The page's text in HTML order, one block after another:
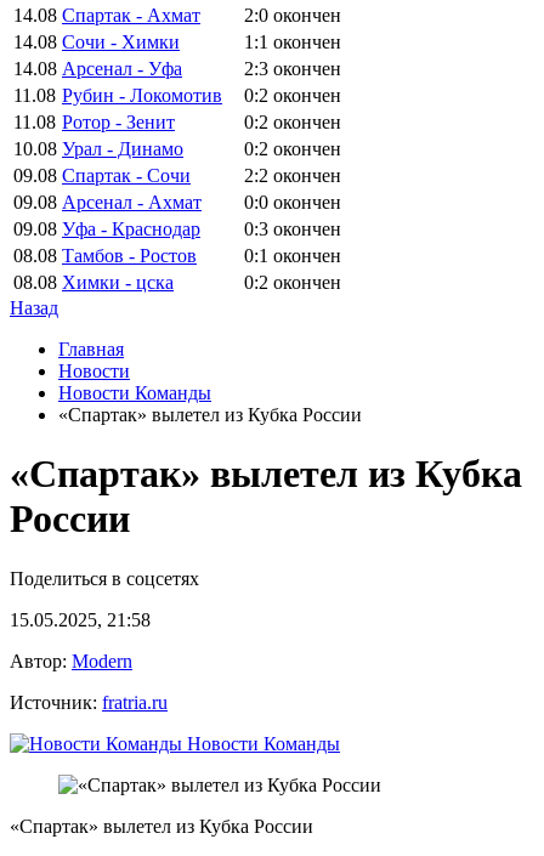
14.08 Спартак - Ахмат 2:0 окончен
14.08 Сочи - Химки 1:1 окончен
14.08 Арсенал - Уфа 2:3 окончен
11.08 Рубин - Локомотив 0:2 окончен
11.08 Ротор - Зенит 0:2 окончен
10.08 Урал - Динамо 0:2 окончен
09.08 Спартак - Сочи 2:2 окончен
09.08 Арсенал - Ахмат 0:0 окончен
09.08 Уфа - Краснодар 0:3 окончен
08.08 Тамбов - Ростов 0:1 окончен
08.08 Химки - цска 0:2 окончен
Назад
Главная
Новости
Новости Команды
«Спартак» вылетел из Кубка России
«Спартак» вылетел из Кубка
России
Поделиться в соцсетях
15.05.2025, 21:58
Автор: Modern
Источник: fratria.ru
Новости Команды
«Спартак» вылетел из Кубка России